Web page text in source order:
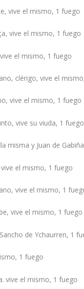
vive el mismo, 1 fuego
vive el mismo, 1 fuego
el mismo, 1 fuego
clérigo, vive el
vive el mismo, 1 fuego
vive su viuda, 1 fuego
misma y Juan de
el mismo, 1 fuego
vive el mismo, 1
vive el mismo, 1 fuego
de Ychaurren, 1
1 fuego
vive el mismo, 1 fuego